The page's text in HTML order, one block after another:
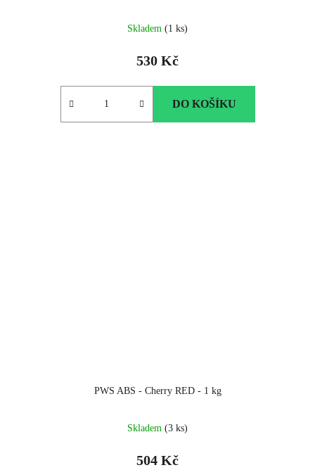
Skladem (1 ks)
530 Kč
DO KOŠÍKU
PWS ABS - Cherry RED - 1 kg
Skladem (3 ks)
504 Kč